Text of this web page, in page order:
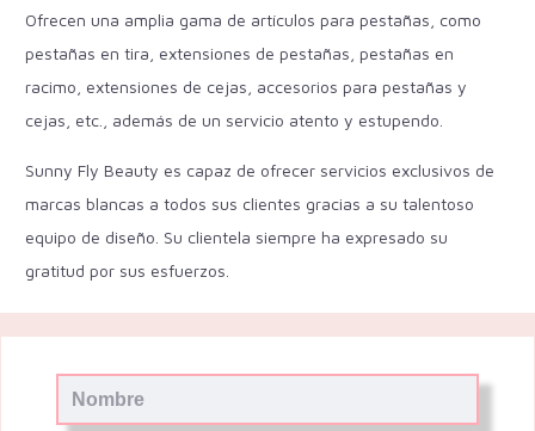
Ofrecen una amplia gama de artículos para pestañas, como
pestañas en tira, extensiones de pestañas, pestañas en
racimo, extensiones de cejas, accesorios para pestañas y
cejas, etc., además de un servicio atento y estupendo.
Sunny Fly Beauty es capaz de ofrecer servicios exclusivos de
marcas blancas a todos sus clientes gracias a su talentoso
equipo de diseño. Su clientela siempre ha expresado su
gratitud por sus esfuerzos.